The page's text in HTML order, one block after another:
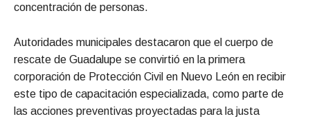
concentración de personas.
Autoridades municipales destacaron que el cuerpo de
rescate de Guadalupe se convirtió en la primera
corporación de Protección Civil en Nuevo León en recibir
este tipo de capacitación especializada, como parte de
las acciones preventivas proyectadas para la justa